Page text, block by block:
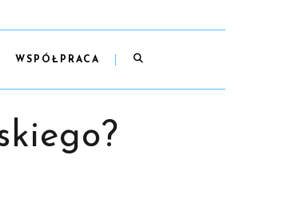
WSPÓŁPRACA